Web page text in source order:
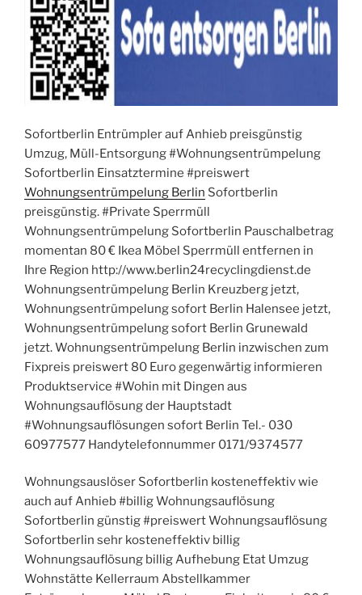
Sofortberlin Entrümpler auf Anhieb preisgünstig
Umzug, Müll-Entsorgung #Wohnungsentrümpelung
Sofortberlin Einsatztermine #preiswert
Wohnungsentrümpelung Berlin Sofortberlin
preisgünstig. #Private Sperrmüll
Wohnungsentrümpelung Sofortberlin Pauschalbetrag
momentan 80 € Ikea Möbel Sperrmüll entfernen in
Ihre Region http://www.berlin24recyclingdienst.de
Wohnungsentrümpelung Berlin Kreuzberg jetzt,
Wohnungsentrümpelung sofort Berlin Halensee jetzt,
Wohnungsentrümpelung sofort Berlin Grunewald
jetzt. Wohnungsentrümpelung Berlin inzwischen zum
Fixpreis preiswert 80 Euro gegenwärtig informieren
Produktservice #Wohin mit Dingen aus
Wohnungsauflösung der Hauptstadt
#Wohnungsauflösungen sofort Berlin Tel.- 030
60977577 Handytelefonnummer 0171/9374577
Wohnungsauslöser Sofortberlin kosteneffektiv wie
auch auf Anhieb #billig Wohnungsauflösung
Sofortberlin günstig #preiswert Wohnungsauflösung
Sofortberlin sehr kosteneffektiv billig
Wohnungsauflösung billig Aufhebung Etat Umzug
Wohnstätte Kellerraum Abstellkammer